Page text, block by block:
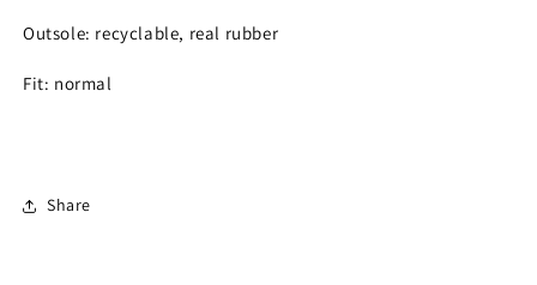
Outsole: recyclable, real rubber
Fit: normal
Share